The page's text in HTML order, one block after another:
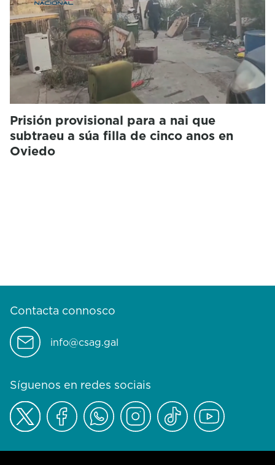
Prisión provisional para a nai que
subtraeu a súa filla de cinco anos en
Oviedo
Contacta connosco
info@csag.gal
Síguenos en redes sociais